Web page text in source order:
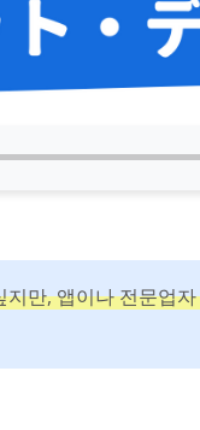
만, 앱이나 전문업